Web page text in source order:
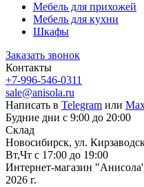
Мебель для прихожей
Мебель для кухни
Шкафы
Заказать звонок
Контакты
+7-996-546-0311
sale@anisola.ru
Написать в Telegram или
Будние дни с 9:00 до 20:00
Склад
Новосибирск, ул.
Вт,Чт с 17:00 до 19:00
Интернет-магазин
2026 г.